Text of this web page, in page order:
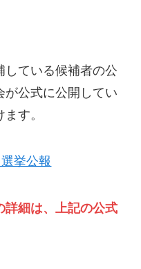
している候補者の公
が公式に公開してい
す。
挙公報
細は、上記の公式